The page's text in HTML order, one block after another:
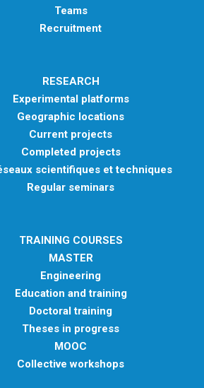
Teams
Recruitment
RESEARCH
Experimental platforms
Geographic locations
Current projects
Completed projects
scientifiques et techniques
Regular seminars
TRAINING COURSES
MASTER
Engineering
Education and training
Doctoral training
Theses in progress
MOOC
Collective workshops